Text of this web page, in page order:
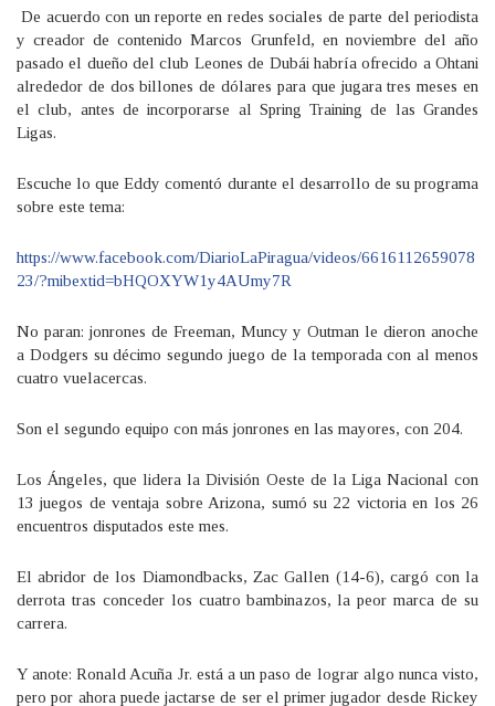
De acuerdo con un reporte en redes sociales de parte del periodista
y creador de contenido Marcos Grunfeld, en noviembre del año
pasado el dueño del club Leones de Dubái habría ofrecido a Ohtani
alrededor de dos billones de dólares para que jugara tres meses en
el club, antes de incorporarse al Spring Training de las Grandes
Ligas.
Escuche lo que Eddy comentó durante el desarrollo de su programa
sobre este tema:
https://www.facebook.com/DiarioLaPiragua/videos/6616112659078
23/?mibextid=bHQOXYW1y4AUmy7R
No paran: jonrones de Freeman, Muncy y Outman le dieron anoche
a Dodgers su décimo segundo juego de la temporada con al menos
cuatro vuelacercas.
Son el segundo equipo con más jonrones en las mayores, con 204.
Los Ángeles, que lidera la División Oeste de la Liga Nacional con
13 juegos de ventaja sobre Arizona, sumó su 22 victoria en los 26
encuentros disputados este mes.
El abridor de los Diamondbacks, Zac Gallen (14-6), cargó con la
derrota tras conceder los cuatro bambinazos, la peor marca de su
carrera.
Y anote: Ronald Acuña Jr. está a un paso de lograr algo nunca visto,
pero por ahora puede jactarse de ser el primer jugador desde Rickey